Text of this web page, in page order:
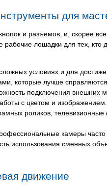
для
и разъемов, и, скорее
лошадки для тех, кто
условиях и для
которые лучше
подключения внешних
с цветом и изображением.
роликов, телевизионные
камеры
использования сменных
движение